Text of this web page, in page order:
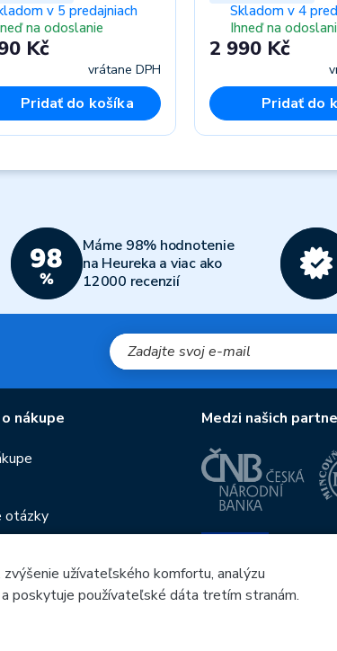
v 5 predajniach
na odoslanie
Kč
vrátane DPH
Pridať do košíka
Skladom v 4
Ihneď na
2 990 Kč
Pridať do
Máme 98% hodnotenie
na Heureka a viac ako
12000 recenzií
nákupe
otázky
mincovne
Medzi našich
OP
Európska únia
Európsky
Investície
užívateľského komfortu, analýzu
poskytuje používateľské dáta tretím stranám.